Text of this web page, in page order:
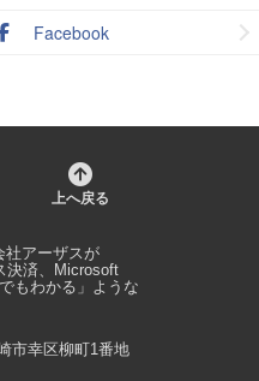
Facebook
上へ戻る
社アーザスが
決済、Microsoft
もわかる」ような
市幸区柳町1番地